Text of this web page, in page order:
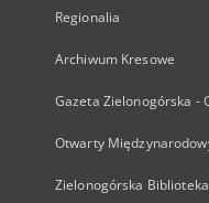
Regionalia
Archiwum Kresowe
Gazeta Zielonogórska -
Otwarty
Zielonogórska